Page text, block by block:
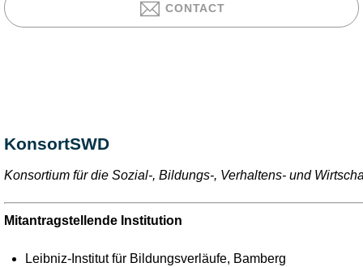
CONTACT
KonsortSWD
Konsortium für die Sozial-, Bildungs-, Verhaltens- und
Mitantragstellende Institution
Leibniz-Institut für Bildungsverläufe, Bamberg